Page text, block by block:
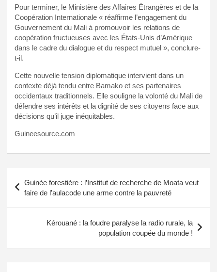
Pour terminer, le Ministère des Affaires Étrangères et de la
Coopération Internationale « réaffirme l’engagement du
Gouvernement du Mali à promouvoir les relations de
coopération fructueuses avec les États-Unis d’Amérique
dans le cadre du dialogue et du respect mutuel », conclure-
t-il.
Cette nouvelle tension diplomatique intervient dans un
contexte déjà tendu entre Bamako et ses partenaires
occidentaux traditionnels. Elle souligne la volonté du Mali de
défendre ses intérêts et la dignité de ses citoyens face aux
décisions qu’il juge inéquitables.
Guineesource.com
de
l’article
Guinée forestière : l’Institut de recherche de Moata veut
faire de l’aulacode une arme contre la pauvreté
Kérouané : la foudre paralyse la radio rurale, la
population coupée du monde !